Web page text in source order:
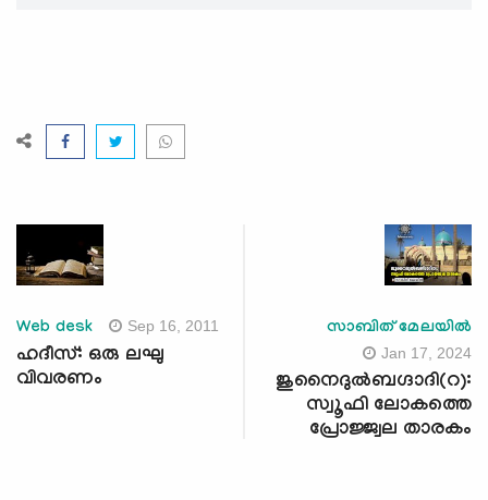
Web desk Sep 16, 2011
ഹദീസ്: ഒരു ലഘു
വിവരണം
സാബിത് മേലയില്‍
Jan 17, 2024
ജുനൈദുല്‍ബഗ്ദാദി(റ):
സ്വൂഫി ലോകത്തെ
പ്രോജ്ജ്വല താരകം